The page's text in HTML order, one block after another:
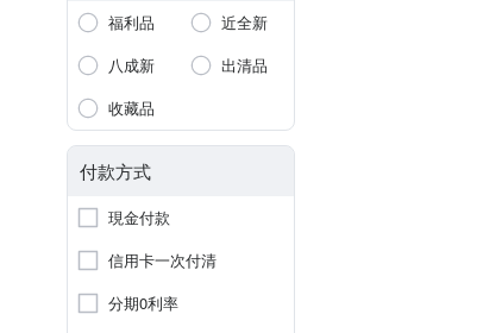
福利品
近全新
八成新
出清品
收藏品
付款方式
現金付款
信用卡一次付清
分期0利率